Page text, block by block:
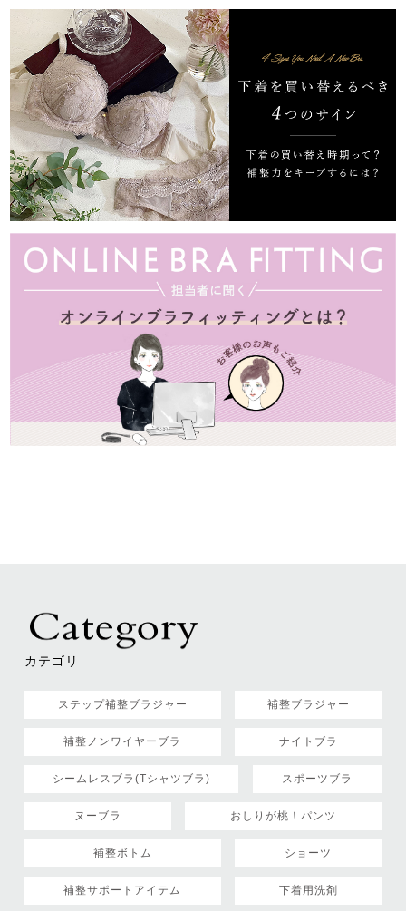
カテゴリ
ステップ補整ブラジャー 補整ブラジャー
補整ノンワイヤーブラ ナイトブラ
シームレスブラ(Tシャツブラ) スポーツブラ
ヌーブラ おしりが桃！パンツ
補整ボトム ショーツ
補整サポートアイテム 下着用洗剤